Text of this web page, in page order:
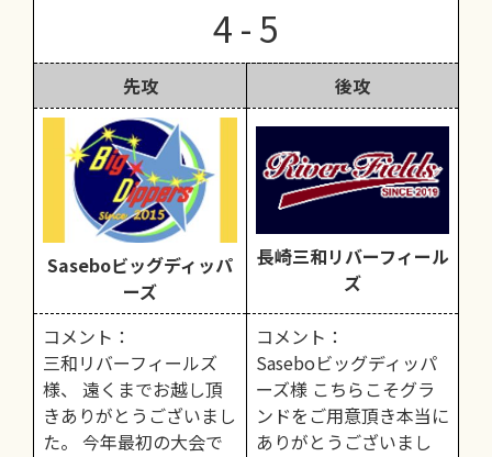
4 - 5
先攻 後攻
Saseboビッグディッパ
ーズ
長崎三和リバーフィール
ズ
コメント：
三和リバーフィールズ
様、 遠くまでお越し頂
きありがとうございまし
た。 今年最初の大会で
コメント：
Saseboビッグディッパ
ーズ様 こちらこそグラ
ンドをご用意頂き本当に
ありがとうございまし